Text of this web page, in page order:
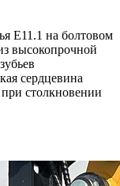
E11.1 на болтовом
высокопрочной
сердцевина
столкновении